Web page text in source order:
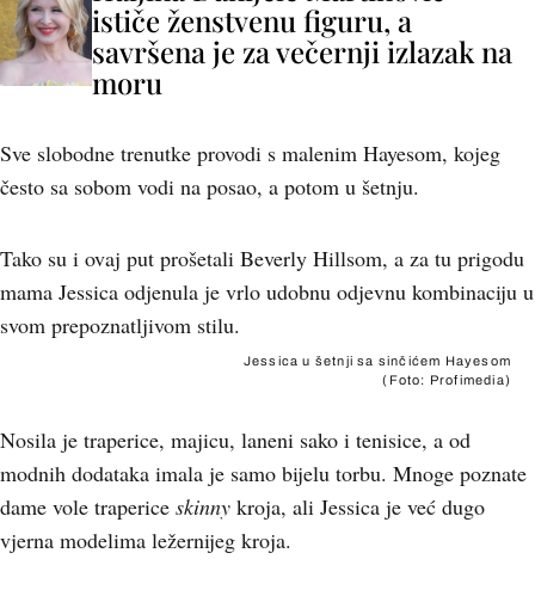
ističe ženstvenu figuru, a
savršena je za večernji izlazak na
moru
Sve slobodne trenutke provodi s malenim Hayesom, kojeg
često sa sobom vodi na posao, a potom u šetnju.
Tako su i ovaj put prošetali Beverly Hillsom, a za tu prigodu
mama Jessica odjenula je vrlo udobnu odjevnu kombinaciju u
svom prepoznatljivom stilu.
Jessica u šetnji sa sinčićem Hayesom
(Foto: Profimedia)
Nosila je traperice, majicu, laneni sako i tenisice, a od
modnih dodataka imala je samo bijelu torbu. Mnoge poznate
dame vole traperice skinny kroja, ali Jessica je već dugo
vjerna modelima ležernijeg kroja.